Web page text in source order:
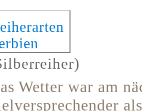
Wetter war am